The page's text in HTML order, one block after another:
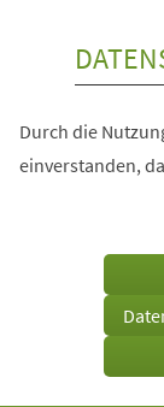
Durch die
einverstanden,